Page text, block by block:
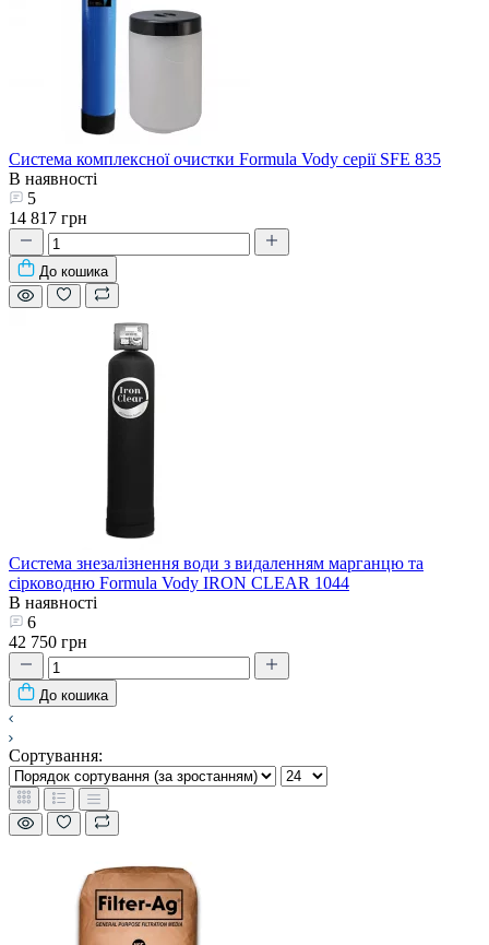
Система комплексної очистки Formula Vody серії SFE 835
В наявності
5
14 817 грн
До кошика
Система знезалізнення води з видаленням марганцю та
сірководню Formula Vody IRON CLEAR 1044
В наявності
6
42 750 грн
До кошика
Сортування: